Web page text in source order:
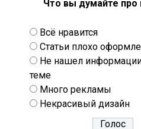
Что вы думайте про
Всё нравится
Статьи плохо
Не нашел
теме
Много рекламы
Некрасивый дизайн